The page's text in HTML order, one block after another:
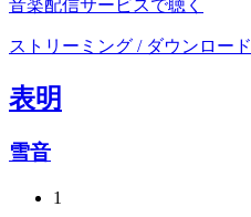
音楽配信サービスで聴く
ストリーミング / ダウンロード
表明
雪音
1